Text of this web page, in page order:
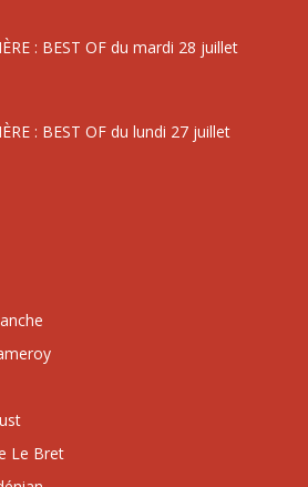
: BEST OF du mardi 28 juillet
: BEST OF du lundi 27 juillet
Le Bret